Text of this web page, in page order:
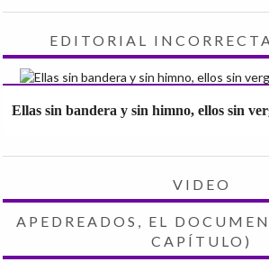
EDITORIAL
Ellas sin bandera y sin himno, ellos sin
VIDEO
APEDREADOS, EL
CAPÍTULO)